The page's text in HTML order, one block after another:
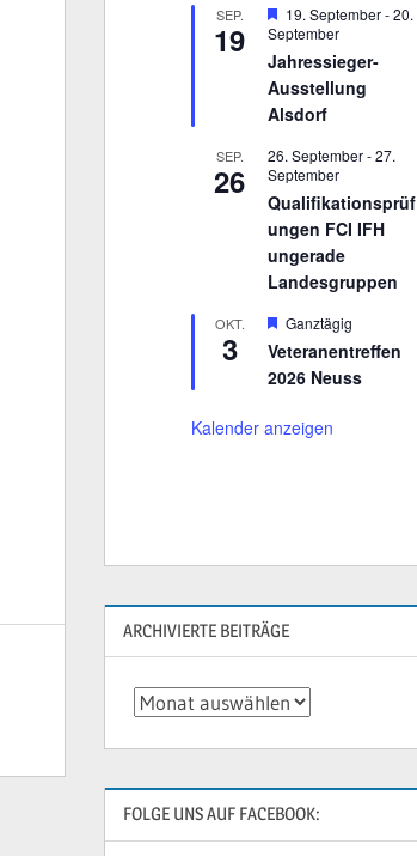
r
g
e
h
o
b
e
n
SEP.
19
H
e
r
v
o
r
g
e
h
o
b
e
n
19. September-20.
September
Jahressieger-
Ausstellung
Alsdorf
SEP.
26
26. September-27.
September
Qualifikationsprüf
ungen FCI IFH
ungerade
Landesgruppen
OKT.
3
H
r
v
g
Ganztägig
Veteranentreffen
2026 Neuss
Kalender anzeigen
ARCHIVIERTE BEITRÄGE
Archivierte
FOLGE UNS AUF FACEBOOK: